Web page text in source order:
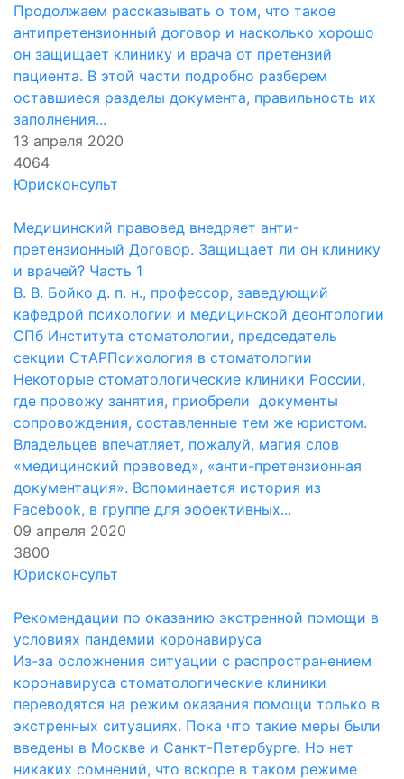
Продолжаем рассказывать о том, что такое
антипретензионный договор и насколько хорошо
он защищает клинику и врача от претензий
пациента. В этой части подробно разберем
оставшиеся разделы документа, правильность их
заполнения...
13 апреля 2020
4064
Юрисконсульт
Медицинский правовед внедряет анти-
претензионный Договор. Защищает ли он клинику
и врачей? Часть 1
В. В. Бойко д. п. н., профессор, заведующий
кафедрой психологии и медицинской деонтологии
СПб Института стоматологии, председатель
секции СтАРПсихология в стоматологии
Некоторые стоматологические клиники России,
где провожу занятия, приобрели документы
сопровождения, составленные тем же юристом.
Владельцев впечатляет, пожалуй, магия слов
«медицинский правовед», «анти-претензионная
документация». Вспоминается история из
Facebook, в группе для эффективных...
09 апреля 2020
3800
Юрисконсульт
Рекомендации по оказанию экстренной помощи в
условиях пандемии коронавируса
Из-за осложнения ситуации с распространением
коронавируса стоматологические клиники
переводятся на режим оказания помощи только в
экстренных ситуациях. Пока что такие меры были
введены в Москве и Санкт-Петербурге. Но нет
никаких сомнений, что вскоре в таком режиме